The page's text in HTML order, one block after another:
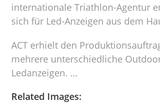
internationale Triathlon-Agentur
sich für Led-Anzeigen aus dem
ACT erhielt den
mehrere unterschiedliche
Ledanzeigen. …
Related Images: